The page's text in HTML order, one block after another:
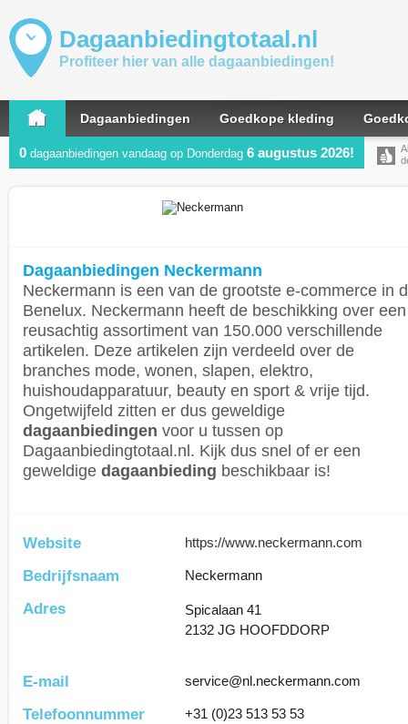
Dagaanbiedingtotaal.nl
Profiteer hier van alle dagaanbiedingen!
Dagaanbiedingen Goedkope kleding
0 dagaanbiedingen vandaag op Donderdag 6 augustus 2026!
Dagaanbiedingen Neckermann
Neckermann is een van de grootste e-commerce in
Benelux. Neckermann heeft de beschikking over een
reusachtig assortiment van 150.000 verschillende
artikelen. Deze artikelen zijn verdeeld over de
branches mode, wonen, slapen, elektro,
huishoudapparatuur, beauty en sport & vrije tijd.
Ongetwijfeld zitten er dus geweldige
dagaanbiedingen voor u tussen op
Dagaanbiedingtotaal.nl. Kijk dus snel of er een
geweldige dagaanbieding beschikbaar is!
Website https://www.neckermann.com
Bedrijfsnaam Neckermann
Adres
Spicalaan 41
2132 JG HOOFDDORP
E-mail service@nl.neckermann.com
Telefoonnummer +31 (0)23 513 53 53